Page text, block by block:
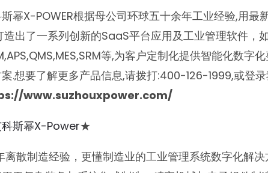
幂X-POWER根据母公司环球五十余年工业经验,用最
造出了一系列创新的SaaS平台应用及工业管理软件，
等,为客户定制化提供智能化数字
.想要了解更多产品信息,请拨打:400-126-1999,或登
www.suzhouxpower.com/
斯幂X-Power★
离散制造经验，更懂制造业的工业管理系统数字化解